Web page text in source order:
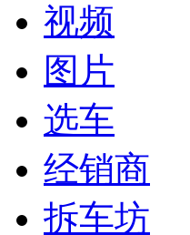
视频
图片
选车
经销商
拆车坊